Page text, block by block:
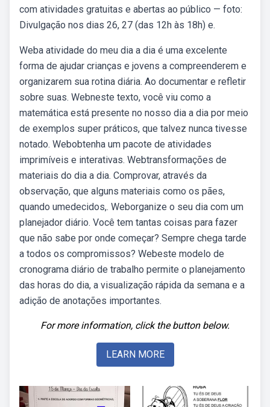
com atividades gratuitas e abertas ao público — foto:
Divulgação nos dias 26, 27 (das 12h às 18h) e.
Weba atividade do meu dia a dia é uma excelente
forma de ajudar crianças e jovens a compreenderem e
organizarem sua rotina diária. Ao documentar e refletir
sobre suas. Webneste texto, você viu como a
matemática está presente no nosso dia a dia por meio
de exemplos super práticos, que talvez nunca tivesse
notado. Webobtenha um pacote de atividades
imprimíveis e interativas. Webtransformações de
materiais do dia a dia. Comprovar, através da
observação, que alguns materiais como os pães,
quando umedecidos,. Weborganize o seu dia com um
planejador diário. Você tem tantas coisas para fazer
que não sabe por onde começar? Sempre chega tarde
a todos os compromissos? Webeste modelo de
cronograma diário de trabalho permite o planejamento
das horas do dia, a visualização rápida da semana e a
adição de anotações importantes.
For more information, click the button below.
LEARN MORE